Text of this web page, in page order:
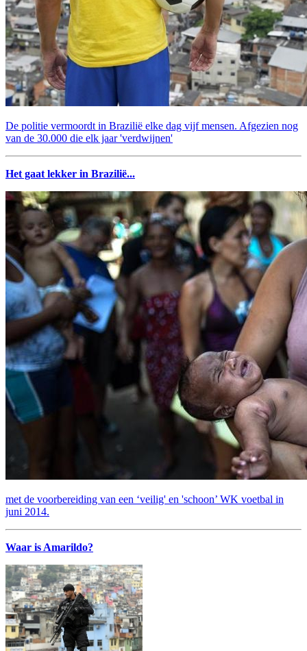
De politie vermoordt in Brazilië elke dag vijf mensen. Afgezien nog
van de 30.000 die elk jaar 'verdwijnen'
Het gaat lekker in Brazilië...
met de voorbereiding van een ‘veilig' en 'schoon’ WK voetbal in
juni 2014.
Waar is Amarildo?